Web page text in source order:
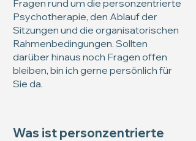
Fragen rund um die personzentrierte
Psychotherapie, den Ablauf der
Sitzungen und die organisatorischen
Rahmenbedingungen. Sollten
darüber hinaus noch Fragen offen
bleiben, bin ich gerne persönlich für
Sie da.
Was ist personzentrierte